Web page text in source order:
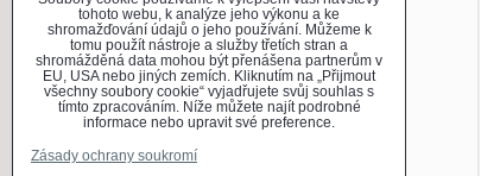
tohoto webu, k analýze jeho výkonu a ke
shromažďování údajů o jeho používání. Můžeme k
tomu použít nástroje a služby třetích stran a
shromážděná data mohou být přenášena partnerům v
EU, USA nebo jiných zemích. Kliknutím na „Přijmout
všechny soubory cookie“ vyjadřujete svůj souhlas s
tímto zpracováním. Níže můžete najít podrobné
informace nebo upravit své preference.
Zásady ochrany soukromí